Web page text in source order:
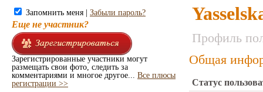
Запомнить меня | Забыли пароль?
Еще не участник?
Зарегистрированные участники могут
размещать свои фото, следить за
комментариями и многое другое... Все плюсы
регистрации >>
Профиль
Общая
Статус